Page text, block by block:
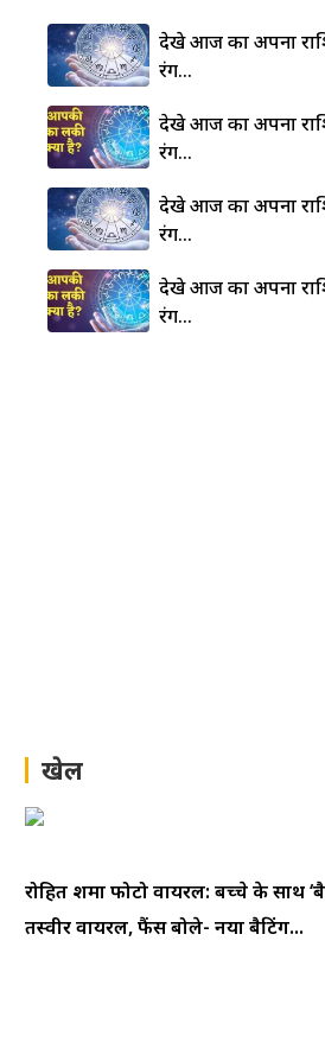
देखे आज का अपना
रंग…
देखे आज का अपना
रंग…
देखे आज का अपना
रंग…
देखे आज का अपना
रंग…
खेल
रोहित शर्मा फोटो वायरल: बच्चे के साथ
तस्वीर वायरल, फैंस बोले- नया बैटिंग...